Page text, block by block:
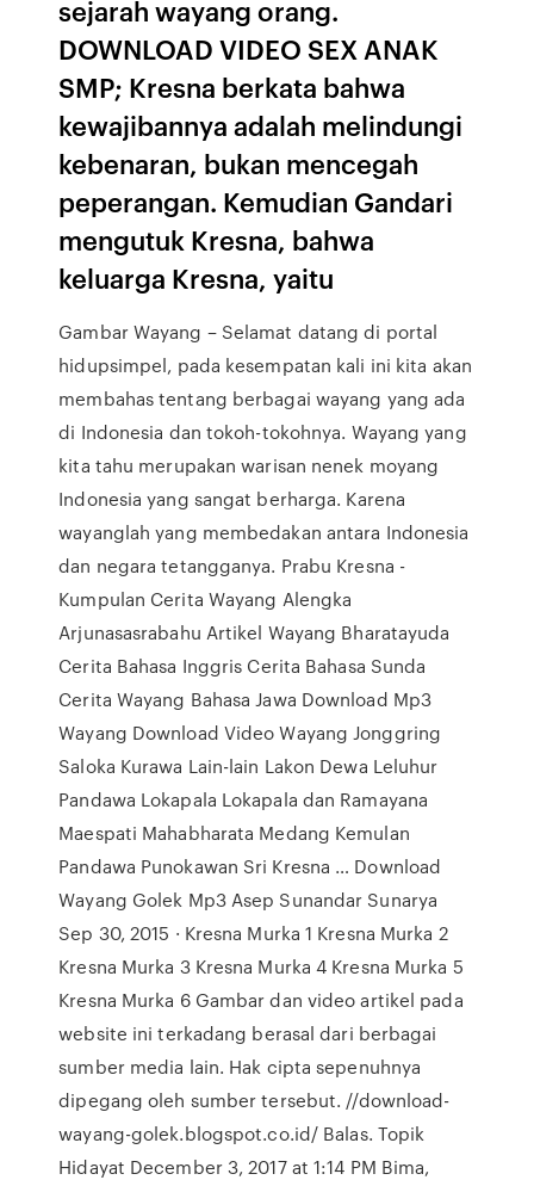
sejarah wayang orang.
DOWNLOAD VIDEO SEX ANAK
SMP; Kresna berkata bahwa
kewajibannya adalah melindungi
kebenaran, bukan mencegah
peperangan. Kemudian Gandari
mengutuk Kresna, bahwa
keluarga Kresna, yaitu
Gambar Wayang – Selamat datang di portal
hidupsimpel, pada kesempatan kali ini kita akan
membahas tentang berbagai wayang yang ada
di Indonesia dan tokoh-tokohnya. Wayang yang
kita tahu merupakan warisan nenek moyang
Indonesia yang sangat berharga. Karena
wayanglah yang membedakan antara Indonesia
dan negara tetangganya. Prabu Kresna -
Kumpulan Cerita Wayang Alengka
Arjunasasrabahu Artikel Wayang Bharatayuda
Cerita Bahasa Inggris Cerita Bahasa Sunda
Cerita Wayang Bahasa Jawa Download Mp3
Wayang Download Video Wayang Jonggring
Saloka Kurawa Lain-lain Lakon Dewa Leluhur
Pandawa Lokapala Lokapala dan Ramayana
Maespati Mahabharata Medang Kemulan
Pandawa Punokawan Sri Kresna … Download
Wayang Golek Mp3 Asep Sunandar Sunarya
Sep 30, 2015 · Kresna Murka 1 Kresna Murka 2
Kresna Murka 3 Kresna Murka 4 Kresna Murka 5
Kresna Murka 6 Gambar dan video artikel pada
website ini terkadang berasal dari berbagai
sumber media lain. Hak cipta sepenuhnya
dipegang oleh sumber tersebut. //download-
wayang-golek.blogspot.co.id/ Balas. Topik
Hidayat December 3, 2017 at 1:14 PM Bima,